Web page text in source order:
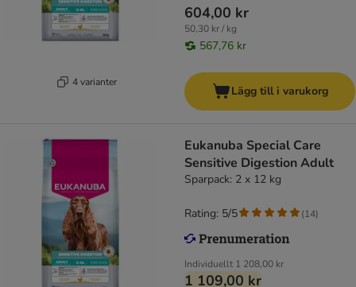
4 varianter
604,00 kr
50,30 kr / kg
567,76 kr
Lägg till i varukorg
Eukanuba Special Care
Sensitive Digestion Adult
Sparpack: 2 x 12 kg
Individuellt 1 208,00 kr
1 109,00 kr
Rating: 5/5 (14)